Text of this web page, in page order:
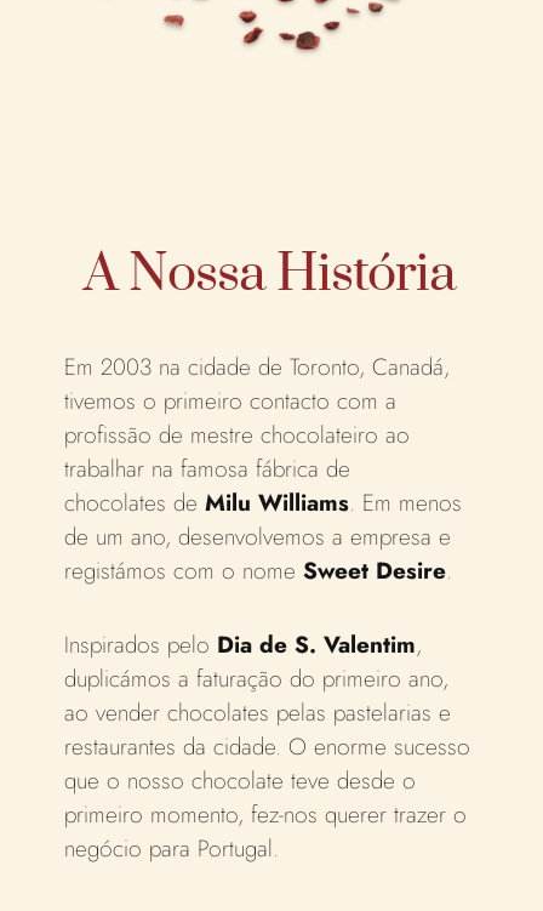
A Nossa História
Em 2003 na cidade de Toronto, Canadá,
tivemos o primeiro contacto com a
profissão de mestre chocolateiro ao
trabalhar na famosa fábrica de
chocolates de Milu Williams. Em menos
de um ano, desenvolvemos a empresa e
registámos com o nome Sweet Desire.
Inspirados pelo Dia de S. Valentim,
duplicámos a faturação do primeiro ano,
ao vender chocolates pelas pastelarias e
restaurantes da cidade. O enorme sucesso
que o nosso chocolate teve desde o
primeiro momento, fez-nos querer trazer o
negócio para Portugal.